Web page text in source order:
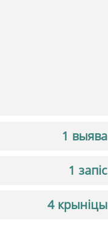
1 выява
1 запіс
4 крыніцы